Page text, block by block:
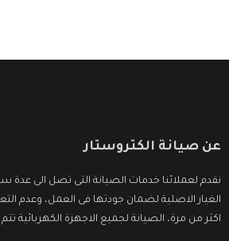
عن صيانة الكتروستار
نقدم لعملائنا خدمات الصيانة التى تصل الى عدة
الغيار الاصلية لضمان جودتها فى العمل، وعدم
اكثر من مرة، الصيانة لجميع الاجهزة الكهربائية